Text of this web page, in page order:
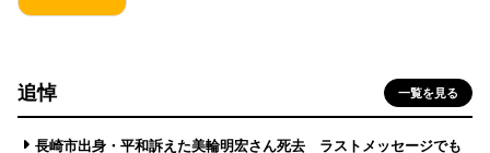
追悼 一覧を見る
長崎市出身・平和訴えた美輪明宏さん死去 ラストメッセージでも